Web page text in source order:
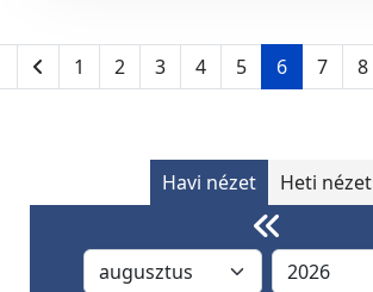
1 2 3 4 5 6 7 8
Havi nézet Heti nézet